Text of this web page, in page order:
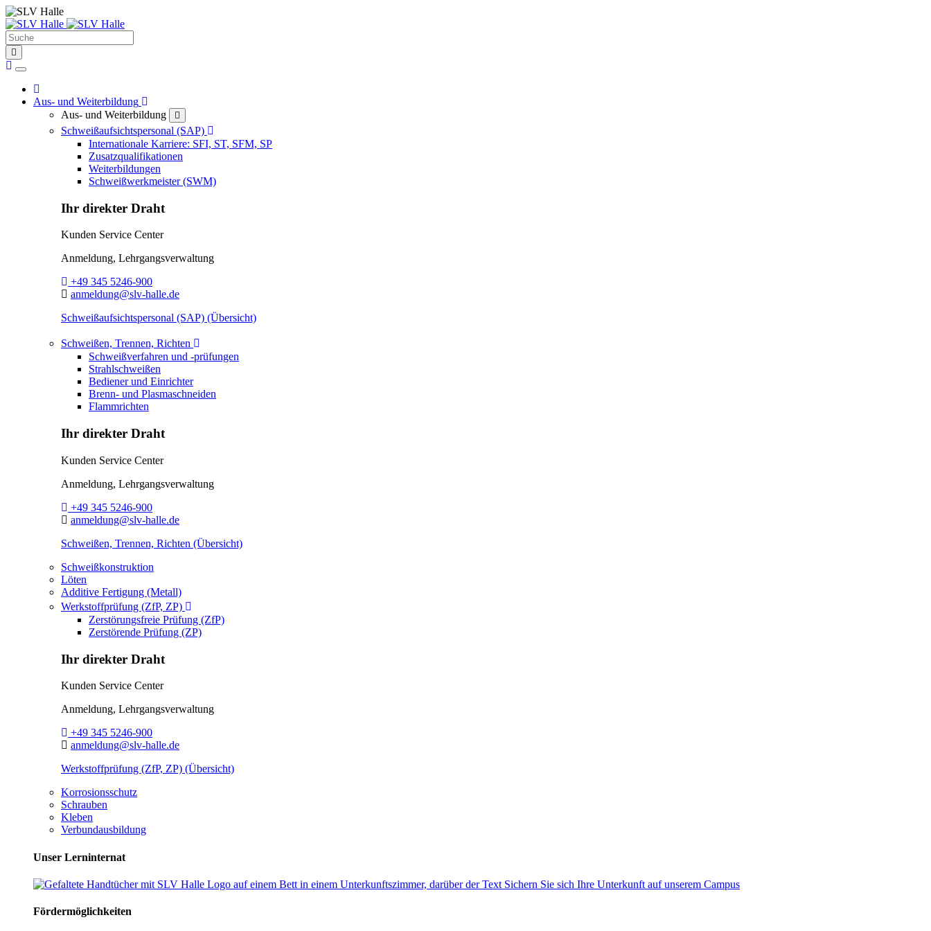
Suche
Home
Aus- und Weiterbildung
Aus- und Weiterbildung
Schweißaufsichtspersonal (SAP) Toggle Dropdown
Internationale Karriere: SFI, ST, SFM, SP
Zusatzqualifikationen
Weiterbildungen
Schweißwerkmeister (SWM)
Ihr direkter Draht
Kunden Service Center
Anmeldung, Lehrgangsverwaltung
Telefon:
+49 345 5246-900
E-Mail:
anmeldung@slv-halle.de
Schweißaufsichtspersonal (SAP) (Übersicht)
Schweißen, Trennen, Richten Toggle Dropdown
Schweißverfahren und -prüfungen
Strahlschweißen
Bediener und Einrichter
Brenn- und Plasmaschneiden
Flammrichten
Ihr direkter Draht
Kunden Service Center
Anmeldung, Lehrgangsverwaltung
Telefon:
+49 345 5246-900
E-Mail:
anmeldung@slv-halle.de
Schweißen, Trennen, Richten (Übersicht)
Schweißkonstruktion
Löten
Additive Fertigung (Metall)
Werkstoffprüfung (ZfP, ZP) Toggle Dropdown
Zerstörungsfreie Prüfung (ZfP)
Zerstörende Prüfung (ZP)
Ihr direkter Draht
Kunden Service Center
Anmeldung, Lehrgangsverwaltung
Telefon:
+49 345 5246-900
E-Mail:
anmeldung@slv-halle.de
Werkstoffprüfung (ZfP, ZP) (Übersicht)
Korrosionsschutz
Schrauben
Kleben
Verbundausbildung
Unser Lerninternat
Fördermöglichkeiten